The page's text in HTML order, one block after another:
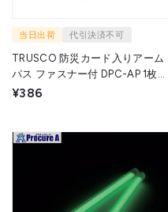
当日出荷 代引決済不可
TRUSCO 防災カード入りアーム
パス ファスナー付 DPC-AP 1枚
▼362-2679
¥386